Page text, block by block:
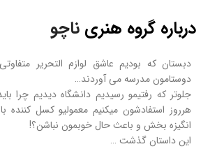
درباره گروه هنری ناچو
دبستان که بودیم عاشق لوازم التحریر
دوستامون مدرسه می آوردند…
جلوتر که رفتیمو رسیدیم دانشگاه دیدیم چرا
هرروز استفادشون میکنیم معمولیو کسل کننده
انگیزه بخش و باعث حال خوبمون نباشن؟!
این داستان گذشت …